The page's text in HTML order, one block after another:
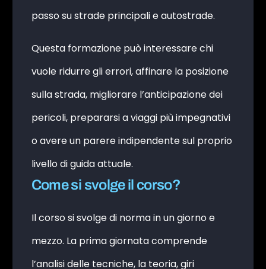
passo su strade principali e autostrade.
Questa formazione può interessare chi
vuole ridurre gli errori, affinare la posizione
sulla strada, migliorare l’anticipazione dei
pericoli, prepararsi a viaggi più impegnativi
o avere un parere indipendente sul proprio
livello di guida attuale.
Come si svolge il corso?
Il corso si svolge di norma in un giorno e
mezzo. La prima giornata comprende
l’analisi delle tecniche, la teoria, giri